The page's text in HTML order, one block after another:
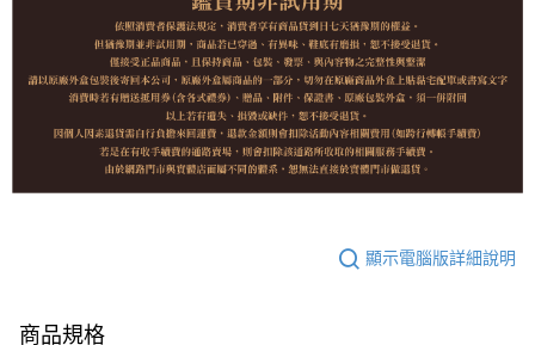
顯示電腦版詳細說明
商品規格